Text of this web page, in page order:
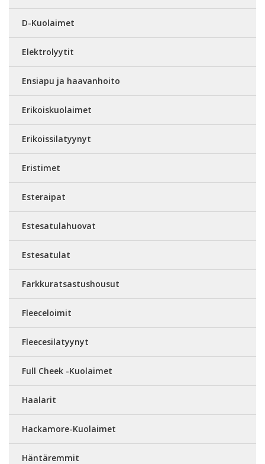
D-Kuolaimet
Elektrolyytit
Ensiapu ja haavanhoito
Erikoiskuolaimet
Erikoissilatyynyt
Eristimet
Esteraipat
Estesatulahuovat
Estesatulat
Farkkuratsastushousut
Fleeceloimit
Fleecesilatyynyt
Full Cheek -Kuolaimet
Haalarit
Hackamore-Kuolaimet
Häntäremmit